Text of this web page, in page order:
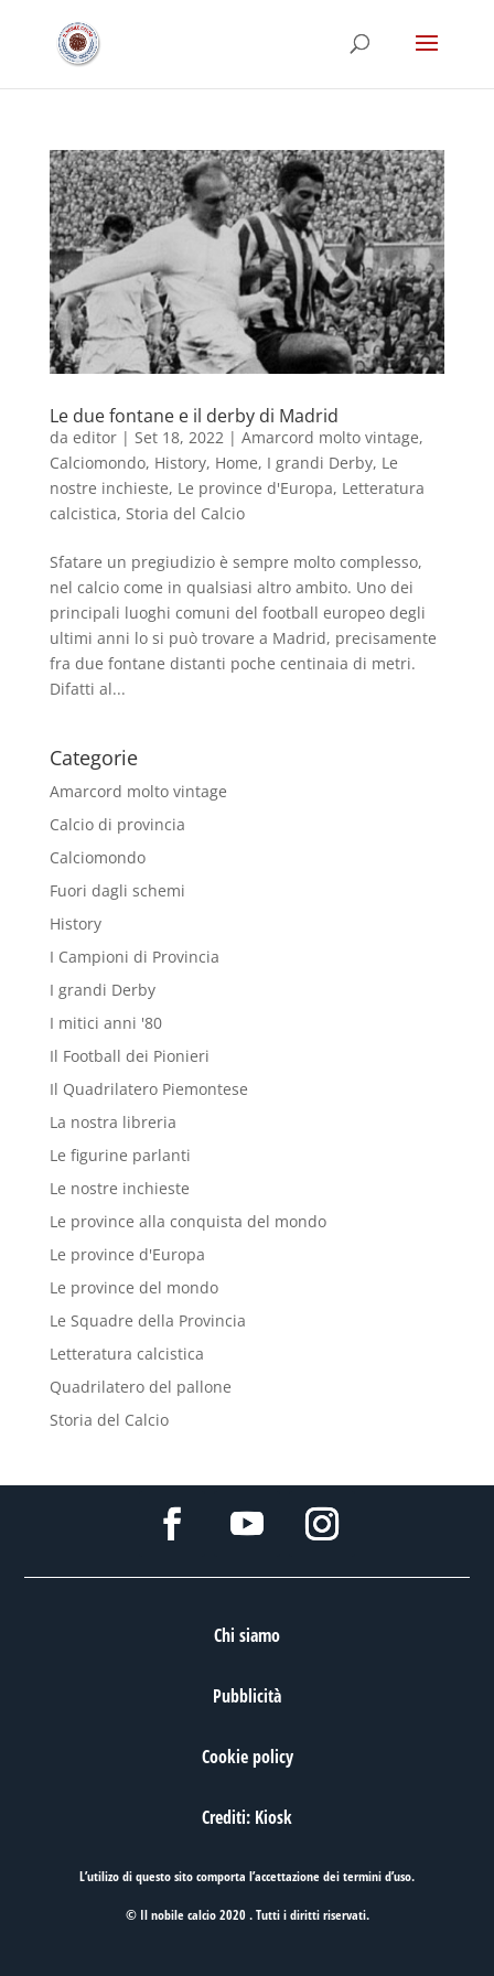
Le due fontane e il derby di Madrid
da editor| Set 18, 2022| Amarcord molto vintage,
Calciomondo, History, Home, I grandi Derby, Le
nostre inchieste, Le province d'Europa, Letteratura
calcistica, Storia del Calcio
Sfatare un pregiudizio è sempre molto complesso,
nel calcio come in qualsiasi altro ambito. Uno dei
principali luoghi comuni del football europeo degli
ultimi anni lo si può trovare a Madrid, precisamente
fra due fontane distanti poche centinaia di metri.
Difatti al...
Categorie
Amarcord molto vintage
Calcio di provincia
Calciomondo
Fuori dagli schemi
History
I Campioni di Provincia
I grandi Derby
I mitici anni '80
Il Football dei Pionieri
Il Quadrilatero Piemontese
La nostra libreria
Le figurine parlanti
Le nostre inchieste
Le province alla conquista del mondo
Le province d'Europa
Le province del mondo
Le Squadre della Provincia
Letteratura calcistica
Quadrilatero del pallone
Storia del Calcio
Chi siamo
Pubblicità
Cookie policy
Crediti: Kiosk
L’utilizo di questo sito comporta l’accettazione deitermini d’uso.
© Il nobile calcio 2020 . Tutti i diritti riservati.